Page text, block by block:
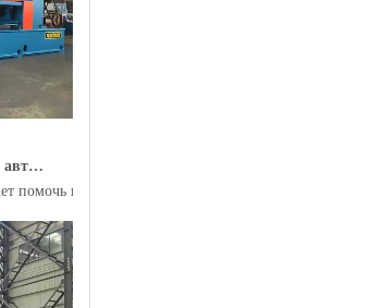
производителям проводить массовое